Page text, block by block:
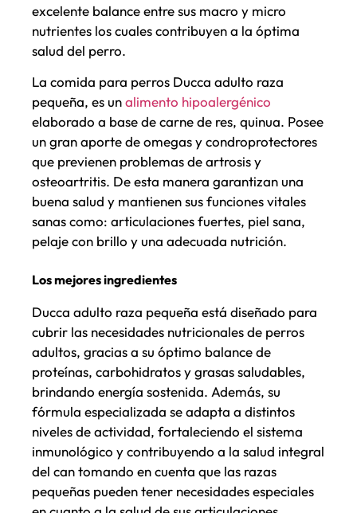
excelente balance entre sus macro y micro
nutrientes los cuales contribuyen a la óptima
salud del perro.
La comida para perros Ducca adulto raza
pequeña, es unalimento hipoalergénico
elaborado a base de carne de res, quinua. Posee
un gran aporte de omegas y condroprotectores
que previenen problemas de artrosis y
osteoartritis. De esta manera garantizan una
buena salud y mantienen sus funciones vitales
sanas como: articulaciones fuertes, piel sana,
pelaje con brillo y una adecuada nutrición.
Los mejores ingredientes
Ducca adulto raza pequeña está diseñado para
cubrir las necesidades nutricionales de perros
adultos, gracias a su óptimo balance de
proteínas, carbohidratos y grasas saludables,
brindando energía sostenida. Además, su
fórmula especializada se adapta a distintos
niveles de actividad, fortaleciendo el sistema
inmunológico y contribuyendo a la salud integral
del can tomando en cuenta que las razas
pequeñas pueden tener necesidades especiales